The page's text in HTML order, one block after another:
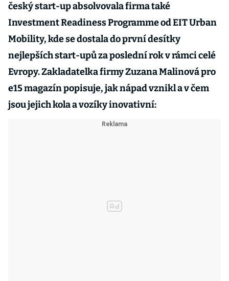
český start-up absolvovala firma také
Investment Readiness Programme od EIT Urban
Mobility, kde se dostala do první desítky
nejlepších start-upů za poslední rok v rámci celé
Evropy. Zakladatelka firmy Zuzana Malinová pro
e15 magazín popisuje, jak nápad vznikl a v čem
jsou jejich kola a vozíky inovativní: